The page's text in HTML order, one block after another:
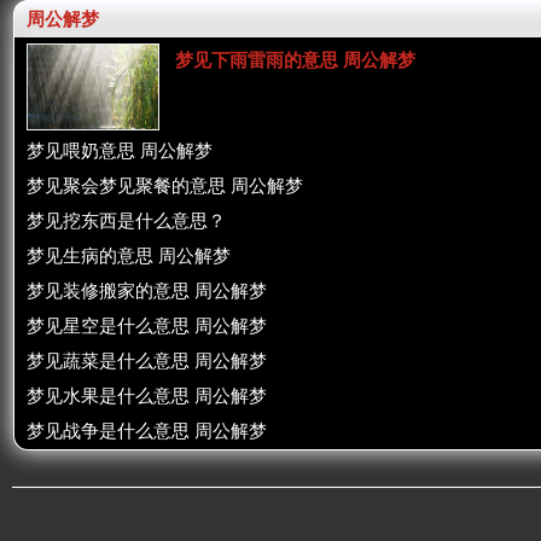
周公解梦
梦见下雨雷雨的意思 周公解梦
梦见喂奶意思 周公解梦
梦见聚会梦见聚餐的意思 周公解梦
梦见挖东西是什么意思？
梦见生病的意思 周公解梦
梦见装修搬家的意思 周公解梦
梦见星空是什么意思 周公解梦
梦见蔬菜是什么意思 周公解梦
梦见水果是什么意思 周公解梦
梦见战争是什么意思 周公解梦